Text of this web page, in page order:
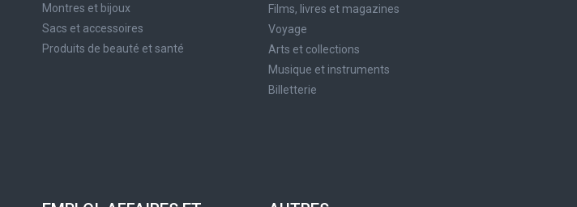
Montres et bijoux
Sacs et accessoires
Produits de beauté et santé
Films, livres et magazines
Voyage
Arts et collections
Musique et instruments
Billetterie